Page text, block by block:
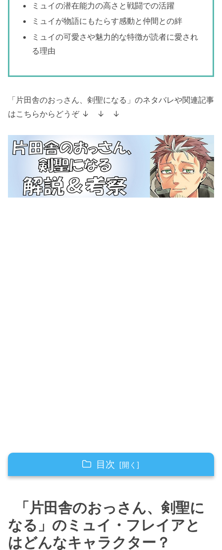
ミュイの潜在能力の高さと戦闘での活躍
ミュイが物語にもたらす感動と仲間との絆
ミュイの可愛さや魅力的な特徴が読者に愛され
る理由
「片田舎のおっさん、剣聖になる」のネタバレや関連記事
はこちらからどうぞ ↓ ↓ ↓
目次
フレイアとはどんなキャラクター？
ミュイの孤児としての出発点
ベリルとの出会いと成長の過程
「片田舎のおっさん、剣聖に
なる」のミュイ・フレイアと
はどんなキャラクター？